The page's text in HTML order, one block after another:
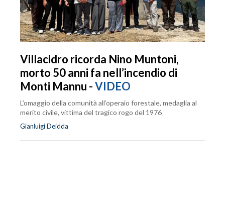
Villacidro ricorda Nino Muntoni,
morto 50 anni fa nell’incendio di
Monti Mannu -VIDEO
L’omaggio della comunità all’operaio forestale, medaglia al
merito civile, vittima del tragico rogo del 1976
Gianluigi Deidda